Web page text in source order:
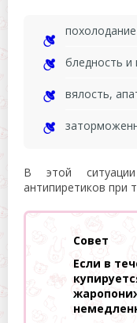
бледность и
вялость,
В этой
антипиретиков при
Совет
Если в